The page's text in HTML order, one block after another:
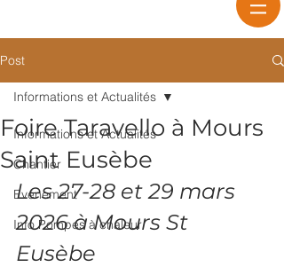
Post
Informations et Actualités
Chantier
Evénement
Info Pompes à chaleur
Informations et Actualités
Foire Taravello à Mours
Saint Eusèbe
Les 27-28 et 29 mars
2026 à Mours St
Eusèbe